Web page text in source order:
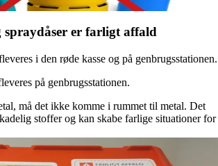
spraydåser er farligt affald
i den røde kasse og på genbrugsstationen.
på genbrugsstationen.
må det ikke komme i rummet til metal. Det
stoffer og kan skabe farlige situationer for